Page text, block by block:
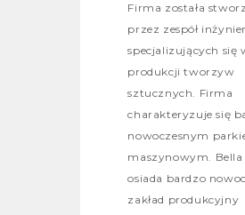
Firma została
przez zespół
specjalizujących się
produkcji tworzyw
sztucznych. Firma
charakteryzuje się
nowoczesnym
maszynowym. Bella
osiada bardzo
zakład produkcyjny